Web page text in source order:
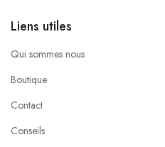
Liens utiles
Qui sommes nous
Boutique
Contact
Conseils